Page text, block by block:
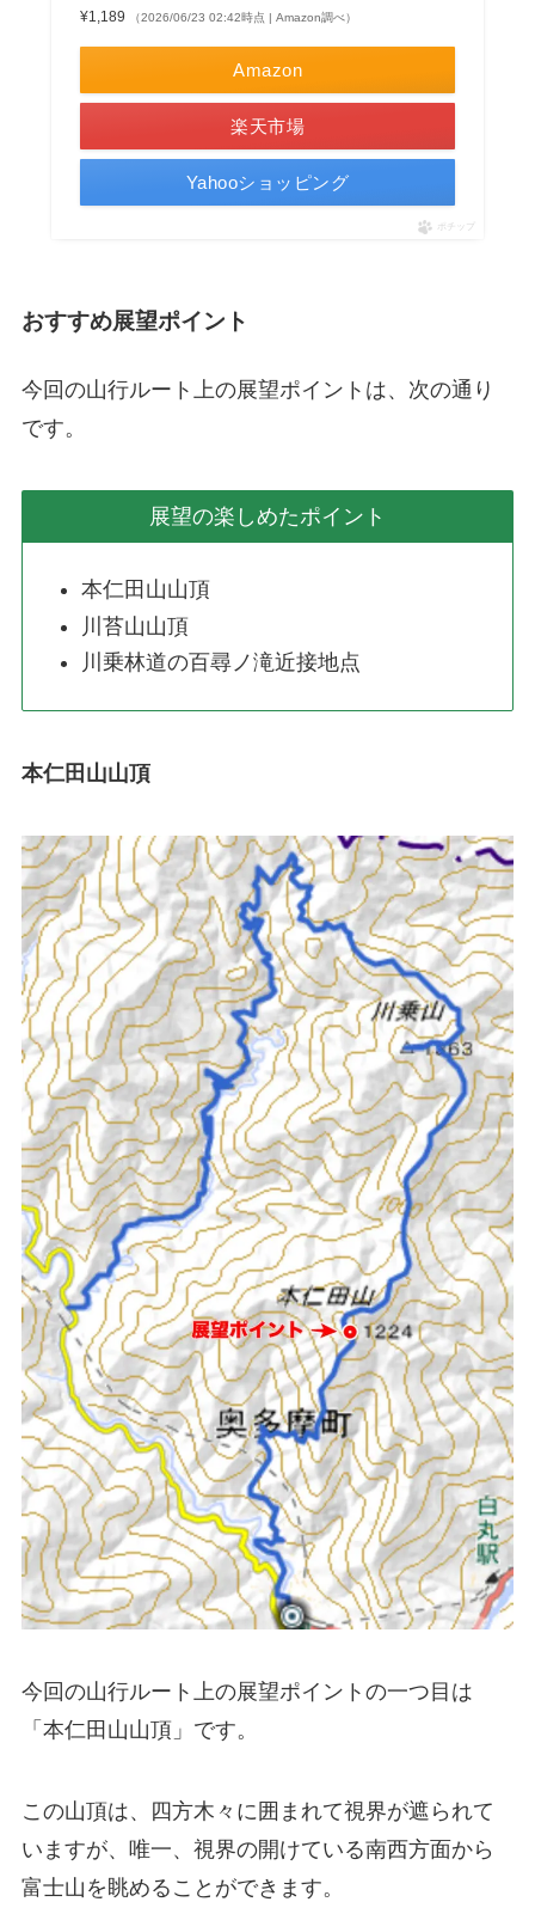
¥1,189
（2026/06/23 02:42時点 | Amazon調べ）
Amazon
楽天市場
Yahooショッピング
ポチップ
おすすめ展望ポイント
今回の山行ルート上の展望ポイントは、次の通り
です。
展望の楽しめたポイント
本仁田山山頂
川苔山山頂
川乗林道の百尋ノ滝近接地点
本仁田山山頂
今回の山行ルート上の展望ポイントの一つ目は
「本仁田山山頂」です。
この山頂は、四方木々に囲まれて視界が遮られて
いますが、唯一、視界の開けている南西方面から
富士山を眺めることができます。